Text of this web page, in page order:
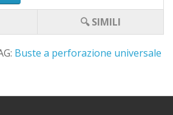
🔍 SIMILI
Buste a perforazione universale